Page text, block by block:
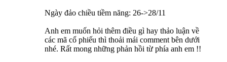
Ngày đảo chiều tiềm năng: 26->28/11
Anh em muốn hỏi thêm điều gì hay thảo luận về
các mã cổ phiếu thì thoải mái comment bên dưới
nhé. Rất mong những phản hồi từ phía anh em !!